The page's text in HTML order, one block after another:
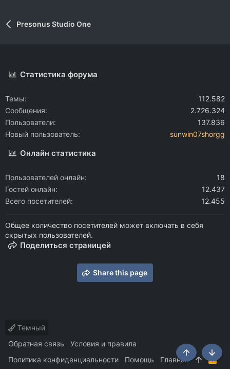
Presonus Studio One
Статистика форума
Темы
112.582
Сообщения
2.726.324
Пользователи
137.836
Новый пользователь
sunwin07shorgg
Онлайн статистика
Пользователей онлайн
18
Гостей онлайн
12.437
Всего посетителей
12.455
Общее количество посетителей может включать в себя
скрытых пользователей.
Поделиться страницей
Share this page
Темный
Обратная связь
Условия и правила
Политика конфиденциальности
Помощь Главная
R